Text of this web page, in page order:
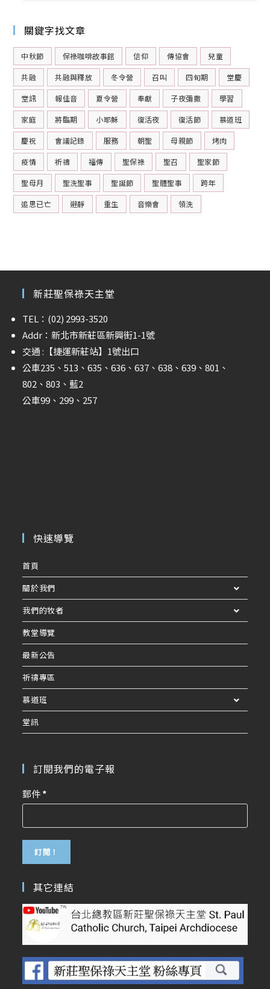
關鍵字找文章
中秋節 保祿咖啡故事館 信仰 傳協會 兒童
共融 共融與釋放 冬令營 召叫 四旬期 堂慶
堂訊 報佳音 夏令營 奉獻 子夜彌撒 學習
家庭 將臨期 小耶穌 復活夜 復活節 慕道班
慶祝 會議記錄 服務 朝聖 母親節 烤肉
疫情 祈禱 福傳 聖保祿 聖召 聖家節
聖母月 聖洗聖事 聖誕節 聖體聖事 跨年
追思已亡 避靜 重生 音樂會 領洗
新莊聖保祿天主堂
TEL：(02) 2993-3520
Addr：新北市新莊區新興街1-1號
交通 : 【捷運新莊站】 1號出口
公車235、513、635、636、637、638、639、801、
802、803、藍2
公車99、299、257
快速導覽
首頁
關於我們
我們的牧者
教堂導覽
最新公告
祈禱專區
慕道班
堂訊
訂閱我們的電子報
郵件*
其它連結